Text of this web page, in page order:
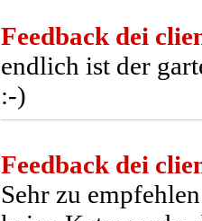
Feedback dei
endlich ist der
:-)
Feedback dei
Sehr zu